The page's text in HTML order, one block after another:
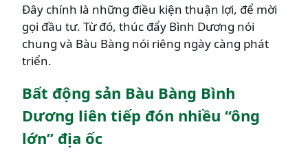
Đây chính là những điều kiện thuận lợi, để mời
gọi đầu tư. Từ đó, thúc đẩy Bình Dương nói
chung và Bàu Bàng nói riêng ngày càng phát
triển.
Bất động sản Bàu Bàng Bình
Dương liên tiếp đón nhiều “ông
lớn” địa ốc